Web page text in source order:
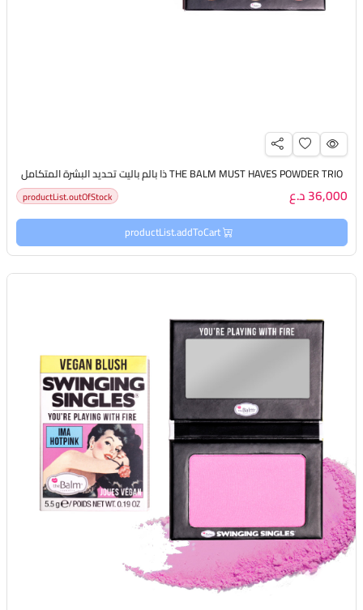
THE BALM MUST HAVES POWDER TRIO ذا بالم باليت تحديد البشرة المتكامل
36,000 د.ع productList.outOfStock
productList.addToCart